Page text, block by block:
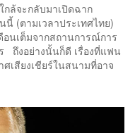
กล้จะกลับมาเปิดฉาก
(ตามเวลาประเทศไทย)
อนเต็มจากสถานการณ์การ
ถึงอย่างนั้นก็ดี เรื่องที่แฟน
เสียงเชียร์ในสนามที่อาจ